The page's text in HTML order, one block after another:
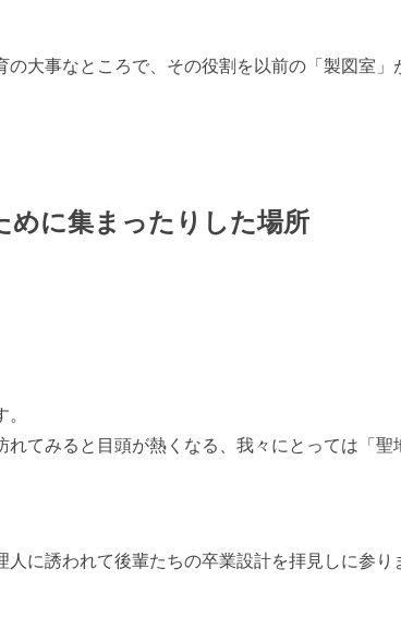
大事なところで、その役割を以前の「製図室」
めに集まったりした場所
てみると目頭が熱くなる、我々にとっては「聖
に誘われて後輩たちの卒業設計を拝見しに参り